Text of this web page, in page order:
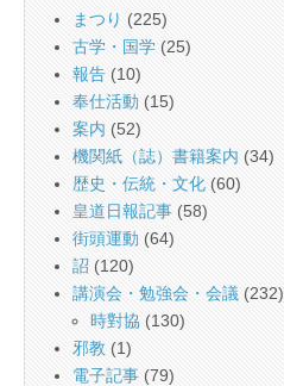
まつり (225)
古学・国学 (25)
報告 (10)
奉仕活動 (15)
案内 (52)
機関紙（誌）書籍案内 (34)
歴史・伝統・文化 (60)
皇道日報記事 (58)
街頭運動 (64)
詔 (120)
講演会・勉強会・会議 (232)
時對協 (130)
邪教 (1)
電子記事 (79)